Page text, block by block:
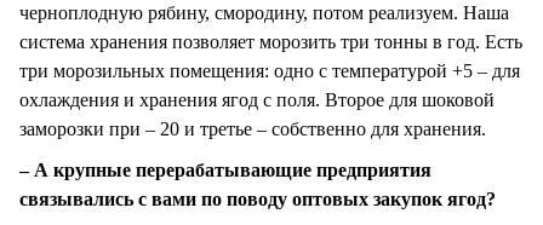
черноплодную рябину, смородину, потом реализуем. Наша
система хранения позволяет морозить три тонны в год. Есть
три морозильных помещения: одно с температурой +5 – для
охлаждения и хранения ягод с поля. Второе для шоковой
заморозки при – 20 и третье – собственно для хранения.
– А крупные перерабатывающие предприятия
связывались с вами по поводу оптовых закупок ягод?